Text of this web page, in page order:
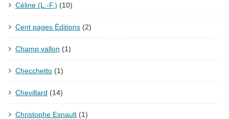
Céline (L.-F.) (10)
Cent pages Éditions (2)
Champ vallon (1)
Checchetto (1)
Chevillard (14)
Christophe Esnault (1)